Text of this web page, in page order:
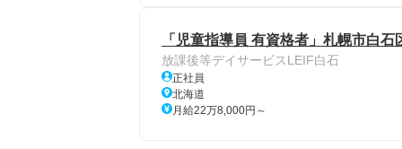
「児童指導員 有資格者」札幌市白
放課後等デイサービスLEIF白石
正社員
北海道
月給22万8,000円～